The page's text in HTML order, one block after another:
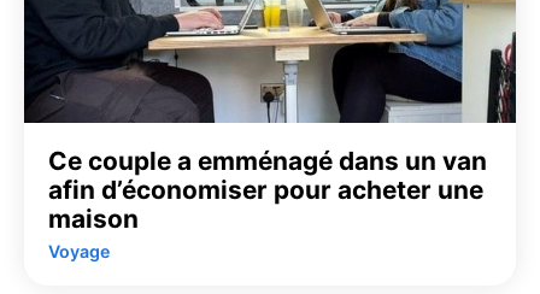
Ce couple a emménagé dans un van
afin d’économiser pour acheter une
maison
Voyage